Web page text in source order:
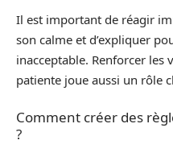
Il est important de réagir
son calme et d’expliquer
inacceptable. Renforcer les
patiente joue aussi un rôle
Comment créer des
?